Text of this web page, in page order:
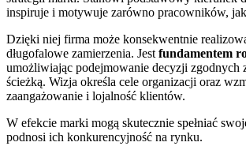
inspiruje i motywuje zarówno pracowników,
Dzięki niej firma może konsekwentnie
długofalowe zamierzenia. Jest fundamentem
umożliwiając podejmowanie decyzji zgodnych
ścieżką. Wizja określa cele organizacji oraz
zaangażowanie i lojalność klientów.
W efekcie marki mogą skutecznie spełniać
podnosi ich konkurencyjność na rynku.